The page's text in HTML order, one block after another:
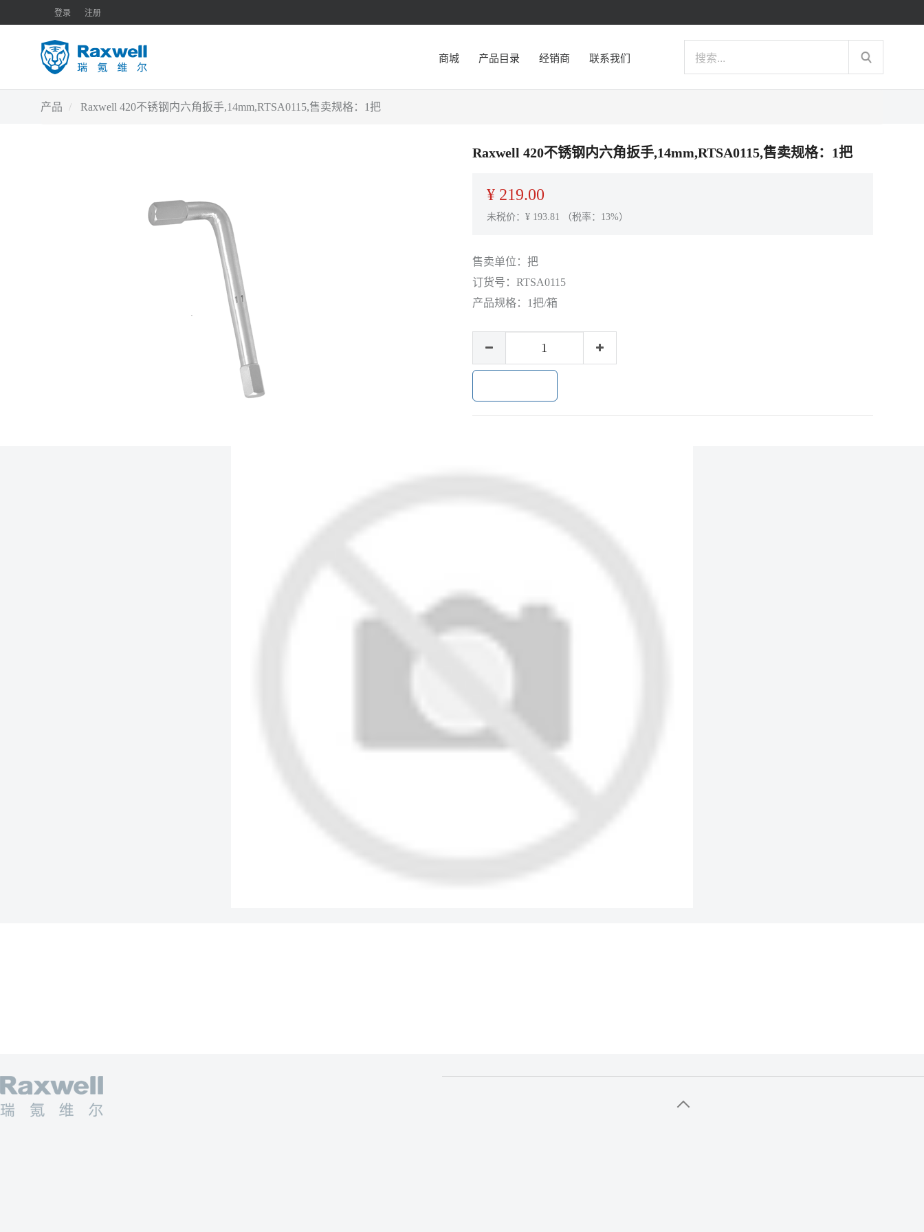
登录 注册
商城 产品目录 经销商 联系我们
产品 Raxwell 420不锈钢内六角扳手,14mm,RTSA0115,售卖规格：1把
Raxwell 420不锈钢内六角扳手,14mm,RTSA0115,售卖规格：1把
¥ 219.00
未税价：¥ 193.81 （税率：13%）
售卖单位： 把
订货号： RTSA0115
产品规格： 1把/箱